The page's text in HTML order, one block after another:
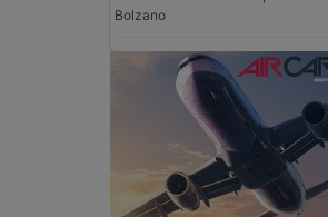
Bolzano